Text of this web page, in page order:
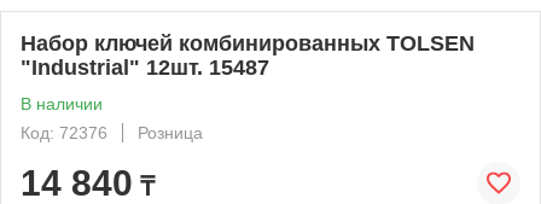
Набор ключей комбинированных TOLSEN
"Industrial" 12шт. 15487
В наличии
Код: 72376
Розница
14 840 ₸